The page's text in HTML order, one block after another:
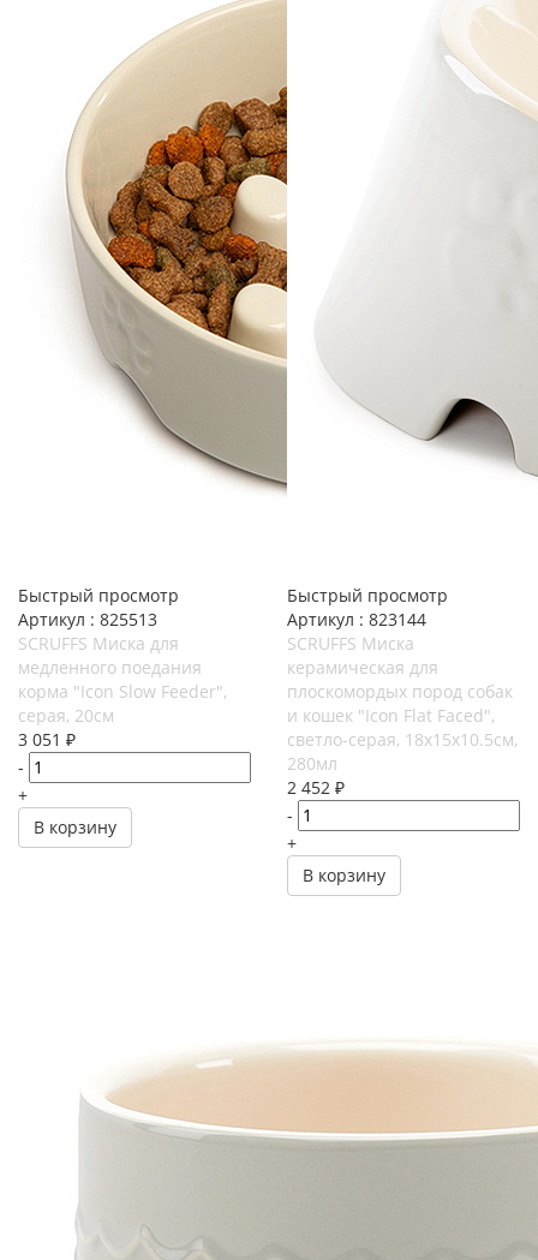
Быстрый просмотр
Артикул : 825513
SCRUFFS Миска для
медленного поедания
корма "Icon Slow Feeder",
серая, 20см
3 051 ₽
-
+
В корзину
Быстрый просмотр
Артикул : 823144
SCRUFFS Миска
керамическая для
плоскомордых пород собак
и кошек "Icon Flat Faced",
светло-серая, 18х15х10.5см,
280мл
2 452 ₽
-
+
В корзину